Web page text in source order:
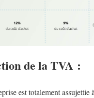
de la TVA :
est totalement